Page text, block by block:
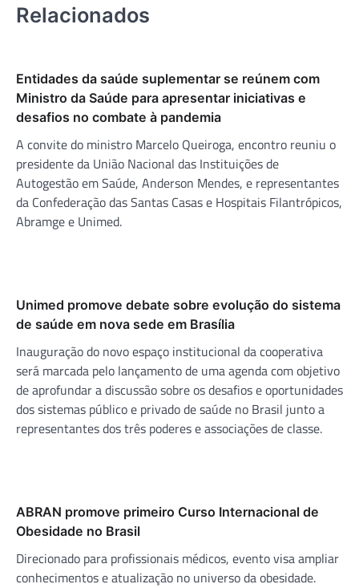
Relacionados
Entidades da saúde suplementar se reúnem com
Ministro da Saúde para apresentar iniciativas e
desafios no combate à pandemia
A convite do ministro Marcelo Queiroga, encontro reuniu o
presidente da União Nacional das Instituições de
Autogestão em Saúde, Anderson Mendes, e representantes
da Confederação das Santas Casas e Hospitais Filantrópicos,
Abramge e Unimed.
Unimed promove debate sobre evolução do sistema
de saúde em nova sede em Brasília
Inauguração do novo espaço institucional da cooperativa
será marcada pelo lançamento de uma agenda com objetivo
de aprofundar a discussão sobre os desafios e oportunidades
dos sistemas público e privado de saúde no Brasil junto a
representantes dos três poderes e associações de classe.
ABRAN promove primeiro Curso Internacional de
Obesidade no Brasil
Direcionado para profissionais médicos, evento visa ampliar
conhecimentos e atualização no universo da obesidade.